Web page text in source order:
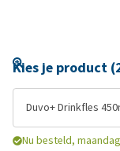
Kies je product
Duvo+ Drinkfles
Nu besteld,